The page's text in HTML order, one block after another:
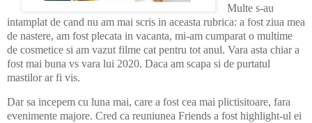
Multe s-au
intamplat de cand nu am mai scris in aceasta rubrica: a fost ziua mea
de nastere, am fost plecata in vacanta, mi-am cumparat o multime
de cosmetice si am vazut filme cat pentru tot anul. Vara asta chiar a
fost mai buna vs vara lui 2020. Daca am scapa si de purtatul
mastilor ar fi vis.
Dar sa incepem cu luna mai, care a fost cea mai plictisitoare, fara
evenimente majore. Cred ca reuniunea Friends a fost highlight-ul ei